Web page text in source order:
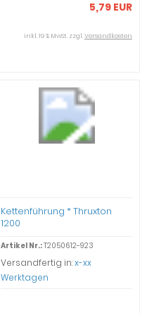
5,79 EUR
inkl. 19 % MwSt. zzgl.Versandkosten
Kettenführung * Thruxton
1200
Artikel Nr.:T2050612-923
Versandfertig in:x-xx
Werktagen